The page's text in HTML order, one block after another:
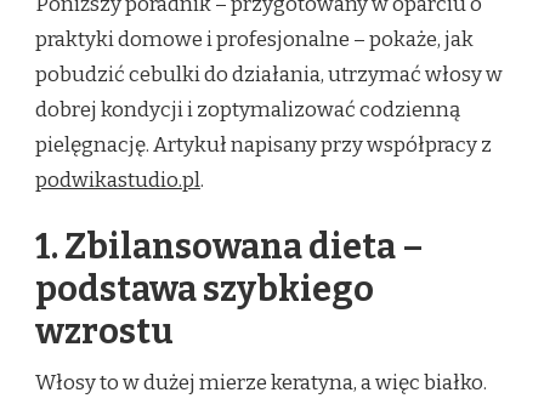
praktyki domowe i profesjonalne – pokaże, jak
pobudzić cebulki do działania, utrzymać włosy w
dobrej kondycji i zoptymalizować codzienną
pielęgnację. Artykuł napisany przy współpracy z
podwikastudio.pl.
1. Zbilansowana dieta –
podstawa szybkiego
wzrostu
Włosy to w dużej mierze keratyna, a więc białko.